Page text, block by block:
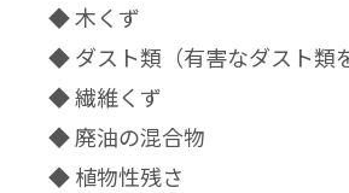
◆ 木くず
◆ ダスト類（有害なダスト類
◆ 繊維くず
◆ 廃油の混合物
◆ 植物性残さ